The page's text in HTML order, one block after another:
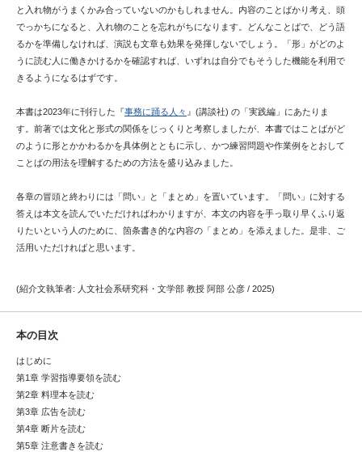
と入れ物がうまくかみ合っていないのかもしれません。内容のことばかり考え、頭
でっかちになると、入れ物のことを忘れがちになります。どんなことばで、どう語
るかを準備しなければ、演説も文章も効果を発揮しないでしょう。「形」がどのよ
うに読む人に働きかけるかを確認すれば、いずれは自分でもそうした機能を利用で
きるようになるはずです。
本書は2023年に刊行した『事務に踊る人々 』(講談社) の「実践編」にあたりま
す。前著では文化と形式の関係をじっくりと考察しましたが、本書ではことばがど
のように形とかかわるかを具体例とともに示し、かつ練習問題や作業例をとおして
ことばの用法を理解するための方法を盛り込みました。
各章の冒頭と終わりには「問い」と「まとめ」を置いています。「問い」に対する
答えは本文を読んでいただければわかりますが、本文の内容を手っ取り早くふり返
りたいという人のために、箇条書き的な内容の「まとめ」を添えました。是非、ご
活用いただければと思います。
(紹介文執筆者: 人文社会系研究科・文学部 教授 阿部 公彦 / 2025)
本の目次
はじめに
第1章 学習指導要領を読む
第2章 料理本を読む
第3章 広告を読む
第4章 断片を読む
第5章 注意書きを読む